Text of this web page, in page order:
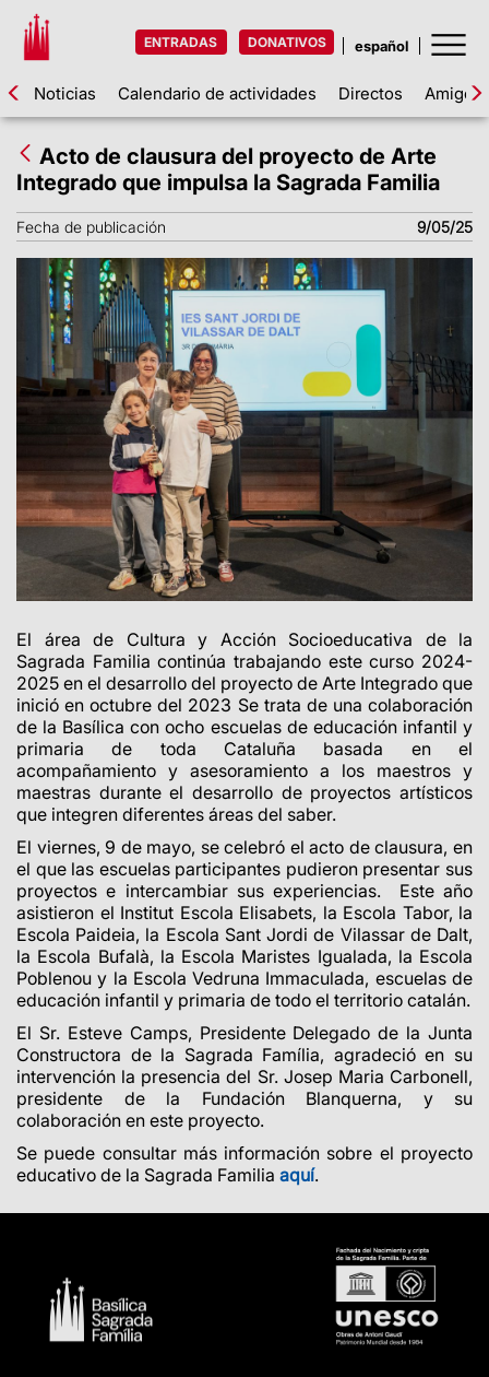
ENTRADAS DONATIVOS
Noticias Calendario de actividades Directos Amigos
Acto de clausura del proyecto de Arte
Integrado que impulsa la Sagrada Familia
Fecha de publicación 9/05/25
El área de Cultura y Acción Socioeducativa de la
Sagrada Familia continúa trabajando este curso 2024-
2025 en el desarrollo del proyecto de Arte Integrado que
inició en octubre del 2023 Se trata de una colaboración
de la Basílica con ocho escuelas de educación infantil y
primaria de toda Cataluña basada en el
acompañamiento y asesoramiento a los maestros y
maestras durante el desarrollo de proyectos artísticos
que integren diferentes áreas del saber.
El viernes, 9 de mayo, se celebró el acto de clausura, en
el que las escuelas participantes pudieron presentar sus
proyectos e intercambiar sus experiencias. Este año
asistieron el Institut Escola Elisabets, la Escola Tabor, la
Escola Paideia, la Escola Sant Jordi de Vilassar de Dalt,
la Escola Bufalà, la Escola Maristes Igualada, la Escola
Poblenou y la Escola Vedruna Immaculada, escuelas de
educación infantil y primaria de todo el territorio catalán.
El Sr. Esteve Camps, Presidente Delegado de la Junta
Constructora de la Sagrada Família, agradeció en su
intervención la presencia del Sr. Josep Maria Carbonell,
presidente de la Fundación Blanquerna, y su
colaboración en este proyecto.
Se puede consultar más información sobre el proyecto
educativo de la Sagrada Familia aquí.